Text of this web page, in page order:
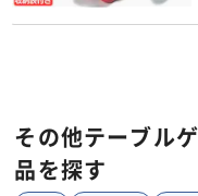
その他テーブル
品を探す